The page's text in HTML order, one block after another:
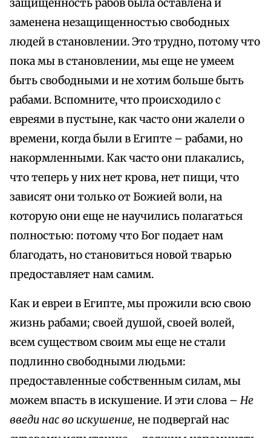
защищенность рабов была оставлена и
заменена незащищенностью свободных
людей в становлении. Это трудно, потому что
пока мы в становлении, мы еще не умеем
быть свободными и не хотим больше быть
рабами. Вспомните, что происходило с
евреями в пустыне, как часто они жалели о
времени, когда были в Египте – рабами, но
накормленными. Как часто они плакались,
что теперь у них нет крова, нет пищи, что
зависят они только от Божией воли, на
которую они еще не научились полагаться
полностью: потому что Бог подает нам
благодать, но становиться новой тварью
предоставляет нам самим.
Как и евреи в Египте, мы прожили всю свою
жизнь рабами; своей душой, своей волей,
всем существом своим мы еще не стали
подлинно свободными людьми:
предоставленные собственным силам, мы
можем впасть в искушение. И эти слова – Не
введи нас во искушение, не подвергай нас